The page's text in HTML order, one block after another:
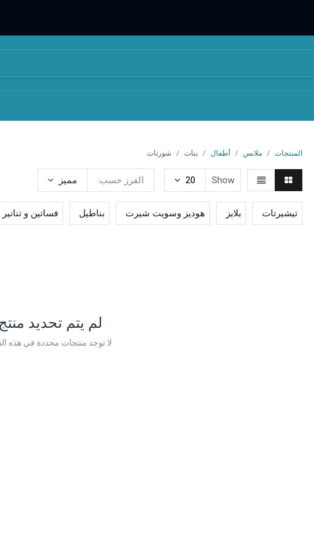
المنتجات ملابس أطفال بنات شورتات
الفرز حسب: مميز Show
20
تيشيرتات بلايز هوديز وسويت شيرت بناطيل فساتين و تنانير
لم يتم تحديد
لا توجد منتجات محددة في هذه